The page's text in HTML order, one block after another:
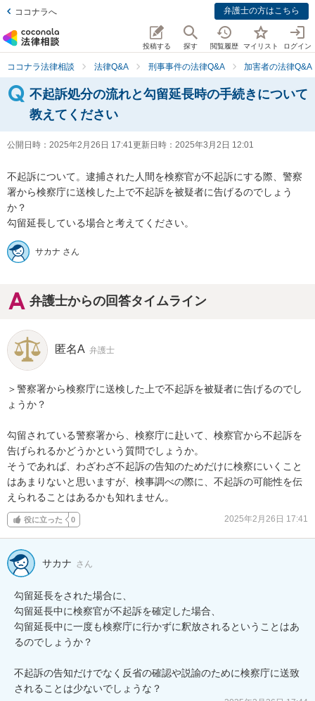
ココナラへ 弁護士の方はこちら
投稿する 探す 閲覧履歴 マイリスト ログイン
ココナラ法律相談 法律Q&A 刑事事件の法律Q&A 加害者の法律Q&A
不起訴処分の流れと勾留延長時の手続きについて
教えてください
公開日時： 2025年2月26日 17:41更新日時： 2025年3月2日 12:01
不起訴について。逮捕された人間を検察官が不起訴にする際、警察
署から検察庁に送検した上で不起訴を被疑者に告げるのでしょう
か？
勾留延長している場合と考えてください。
サカナ さん
弁護士からの回答タイムライン
匿名A 弁護士
＞警察署から検察庁に送検した上で不起訴を被疑者に告げるのでし
ょうか？
勾留されている警察署から、検察庁に赴いて、検察官から不起訴を
告げられるかどうかという質問でしょうか。
そうであれば、わざわざ不起訴の告知のためだけに検察にいくこと
はあまりないと思いますが、検事調べの際に、不起訴の可能性を伝
えられることはあるかも知れません。
役に立った 0 2025年2月26日 17:41
サカナ さん
勾留延長をされた場合に、
勾留延長中に検察官が不起訴を確定した場合、
勾留延長中に一度も検察庁に行かずに釈放されるということはあ
るのでしょうか？
不起訴の告知だけでなく反省の確認や説諭のために検察庁に送致
されることは少ないでしょうな？